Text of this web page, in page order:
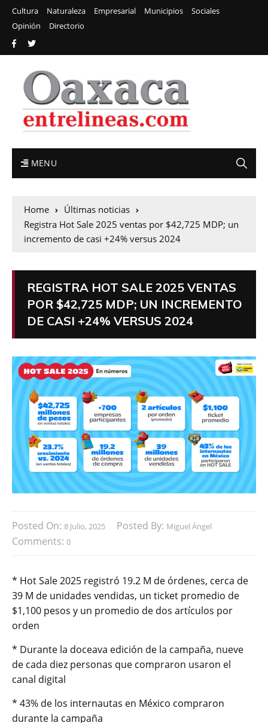
Cultura Naturaleza Empresarial Municipios
Sociales
Opinión
Directorio
MENU
Home
Últimas noticias
Registra Hot Sale 2025 ventas por $42,725 MDP; un
incremento de casi +24% versus 2024
REGISTRA HOT SALE 2025 VENTAS
POR $42,725 MDP; UN INCREMENTO
DE CASI +24% VERSUS 2024
Posted On: 8 Julio, 2025 Posted By: Miguel Ángel
Comments: 0
* Hot Sale 2025 registró 19.2 M de órdenes, cerca de
39 M de unidades vendidas, un ticket promedio de
$1,100 pesos y un promedio de dos artículos por
orden
* Durante la doceava edición de la campaña, nueve
de cada diez personas que compraron usaron el
canal digital
* 43% de los internautas en México compraron
durante la campaña